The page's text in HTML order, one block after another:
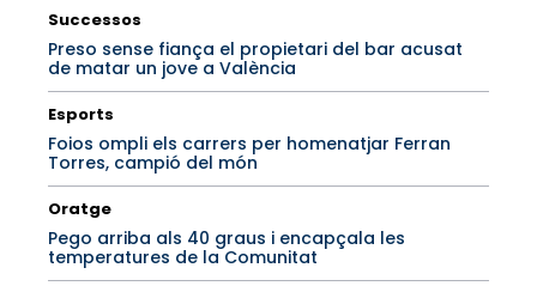
Successos
Preso sense fiança el propietari del bar acusat
de matar un jove a València
Esports
Foios ompli els carrers per homenatjar Ferran
Torres, campió del món
Oratge
Pego arriba als 40 graus i encapçala les
temperatures de la Comunitat